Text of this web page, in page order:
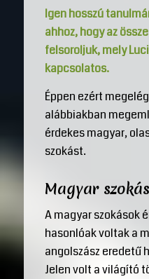
Igen hosszú
ahhoz, hogy az
felsoroljuk, mely
kapcsolatos.
Éppen ezért
alábbiakban
érdekes magyar,
szokást.
Magyar
A magyar szokások
hasonlóak voltak a
angolszász eredetű
Jelen volt a világító